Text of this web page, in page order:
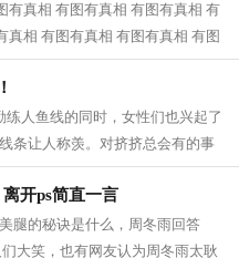
有真相 有图有真相 有图有真相 有
真相 有图有真相 有图有真相 有图
练人鱼线的同时，女性们也兴起了
条让人称羡。对挤挤总会有的事
开ps简直一言
腿的秘诀是什么，周冬雨回答
大笑，也有网友认为周冬雨太耿